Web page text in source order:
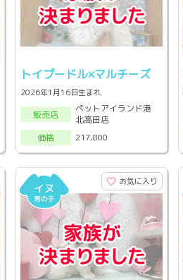
トイプードル×マルチーズ
2026年1月16日生まれ
販売店
ペットアイランド港
北高田店
価格
217,800
お気に入り